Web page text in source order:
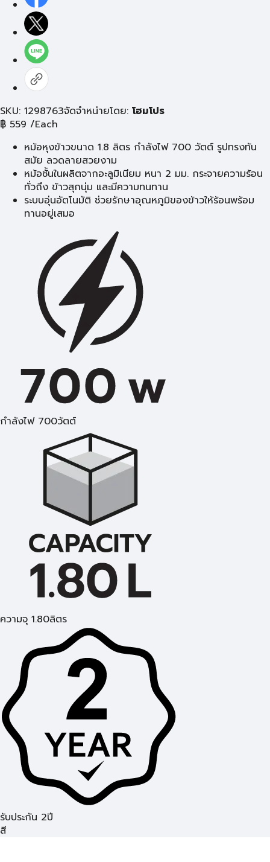
SKU: 1298763จัดจำหน่ายโดย: โฮมโปร
฿ 559 /Each
หม้อหุงข้าวขนาด 1.8 ลิตร กำลังไฟ 700 วัตต์ รูปทรงทัน
สมัย ลวดลายสวยงาม
หม้อชั้นในผลิตจากอะลูมิเนียม หนา 2 มม. กระจายความร้อน
ทั่วถึง ข้าวสุกนุ่ม และมีความทนทาน
ระบบอุ่นอัตโนมัติ ช่วยรักษาอุณหภูมิของข้าวให้ร้อนพร้อม
ทานอยู่เสมอ
กำลังไฟ 700วัตต์
ความจุ 1.80ลิตร
รับประกัน 2ปี
สี